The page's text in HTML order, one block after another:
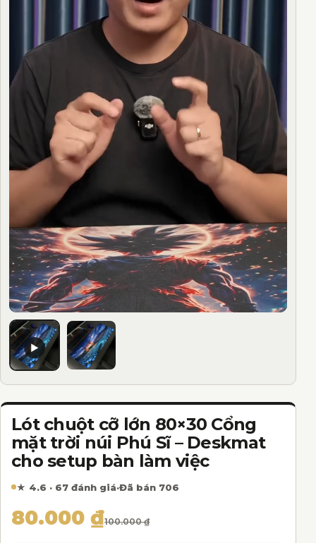
Lót chuột cỡ lớn 80×30 Cổng
mặt trời núi Phú Sĩ – Deskmat
cho setup bàn làm việc
★ 4.6 · 67 đánh giá·Đã bán 706
100.000₫
Giá gốc là: 100.000 ₫.
80.000 ₫
Giá hiện tại là: 80.000 ₫.